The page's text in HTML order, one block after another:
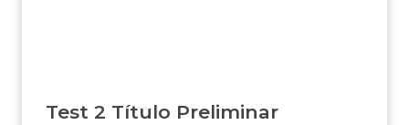
Test 2 Título Preliminar